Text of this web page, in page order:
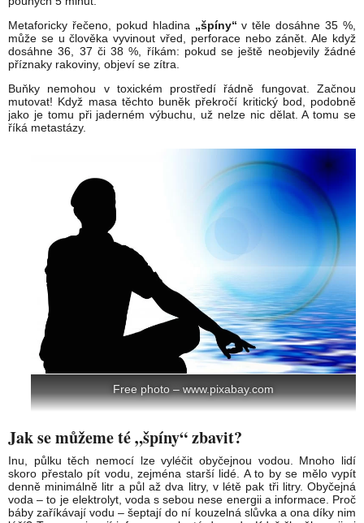
Metaforicky řečeno, pokud hladina „špíny“ v těle dosáhne 35 %,
může se u člověka vyvinout vřed, perforace nebo zánět. Ale když
dosáhne 36, 37 či 38 %, říkám: pokud se ještě neobjevily žádné
příznaky rakoviny, objeví se zítra.
Buňky nemohou v toxickém prostředí řádně fungovat. Začnou
mutovat! Když masa těchto buněk překročí kritický bod, podobně
jako je tomu při jaderném výbuchu, už nelze nic dělat. A tomu se
říká metastázy.
Free photo – www.pixabay.com
Jak se můžeme té „špíny“ zbavit?
Inu, půlku těch nemocí lze vyléčit obyčejnou vodou. Mnoho lidí
skoro přestalo pít vodu, zejména starší lidé. A to by se mělo vypít
denně minimálně litr a půl až dva litry, v létě pak tři litry. Obyčejná
voda – to je elektrolyt, voda s sebou nese energii a informace. Proč
báby zaříkávají vodu – šeptají do ní kouzelná slůvka a ona díky nim